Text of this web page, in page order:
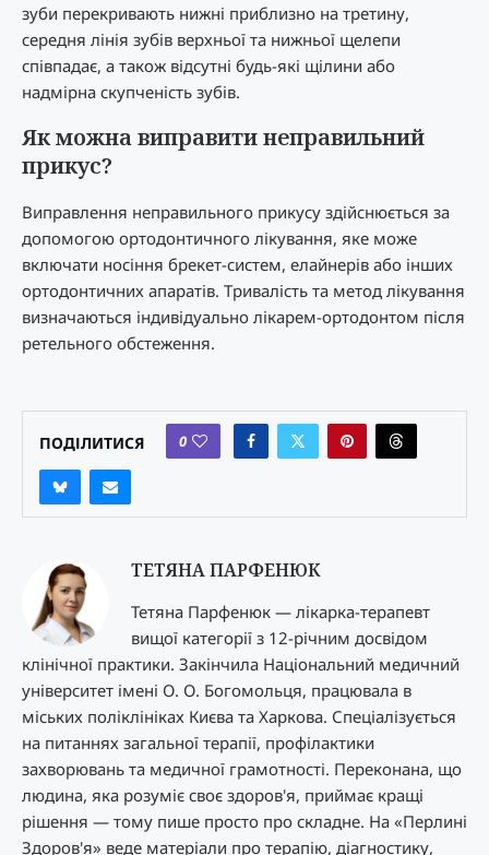
зуби перекривають нижні приблизно на третину,
середня лінія зубів верхньої та нижньої щелепи
співпадає, а також відсутні будь-які щілини або
надмірна скупченість зубів.
Як можна виправити неправильний
прикус?
Виправлення неправильного прикусу здійснюється за
допомогою ортодонтичного лікування, яке може
включати носіння брекет-систем, елайнерів або інших
ортодонтичних апаратів. Тривалість та метод лікування
визначаються індивідуально лікарем-ортодонтом після
ретельного обстеження.
ПОДІЛИТИСЯ 0
ТЕТЯНА ПАРФЕНЮК
Тетяна Парфенюк — лікарка-терапевт
вищої категорії з 12-річним досвідом
клінічної практики. Закінчила Національний медичний
університет імені О. О. Богомольця, працювала в
міських поліклініках Києва та Харкова. Спеціалізується
на питаннях загальної терапії, профілактики
захворювань та медичної грамотності. Переконана, що
людина, яка розуміє своє здоров'я, приймає кращі
рішення — тому пише просто про складне. На «Перлині
Здоров'я» веде матеріали про терапію, діагностику,